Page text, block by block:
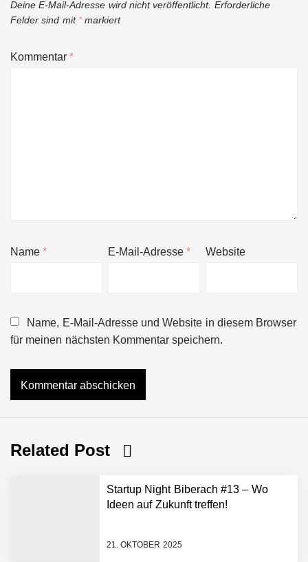
Deine E-Mail-Adresse wird nicht veröffentlicht. Erforderliche
Felder sind mit *markiert
Kommentar*
Name* E-Mail-Adresse* Website
Name, E-Mail-Adresse und Website in diesem Browser
für meinen nächsten Kommentar speichern.
Related Post
Startup Night Biberach #13 – Wo
Ideen auf Zukunft treffen!
21. OKTOBER 2025